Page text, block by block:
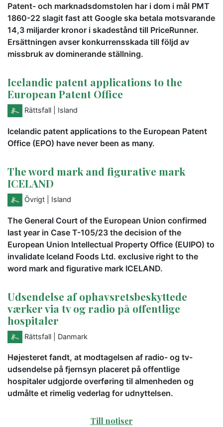
Patent- och marknadsdomstolen har i dom i mål PMT
1860-22 slagit fast att Google ska betala motsvarande
14,3 miljarder kronor i skadestånd till PriceRunner.
Ersättningen avser konkurrensskada till följd av
missbruk av dominerande ställning.
Icelandic patent applications to the
European Patent Office
Rättsfall | Island
Icelandic patent applications to the European Patent
Office (EPO) have never been as many.
The word mark and figurative mark
ICELAND
Övrigt | Island
The General Court of the European Union confirmed
last year in Case T-105/23 the decision of the
European Union Intellectual Property Office (EUIPO) to
invalidate Iceland Foods Ltd. exclusive right to the
word mark and figurative mark ICELAND.
Udsendelse af ophavsretsbeskyttede
værker via tv og radio på offentlige
hospitaler
Rättsfall | Danmark
Højesteret fandt, at modtagelsen af radio- og tv-
udsendelse på fjernsyn placeret på offentlige
hospitaler udgjorde overføring til almenheden og
udmålte et rimelig vederlag for udnyttelsen.
Till notiser